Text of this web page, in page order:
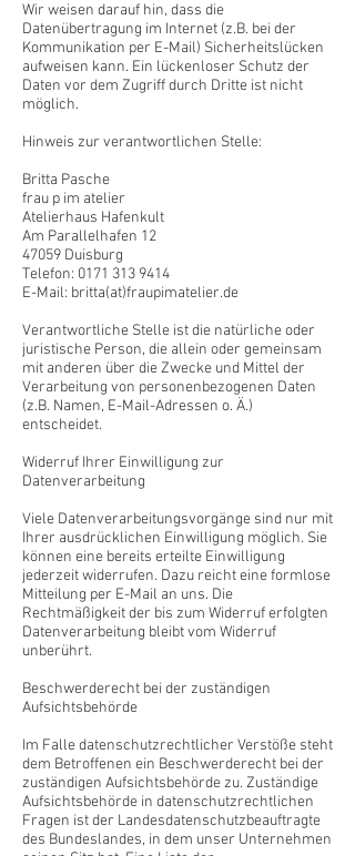
Wir weisen darauf hin, dass die
Datenübertragung im Internet (z.B. bei der
Kommunikation per E-Mail) Sicherheitslücken
aufweisen kann. Ein lückenloser Schutz der
Daten vor dem Zugriff durch Dritte ist nicht
möglich.
Hinweis zur verantwortlichen Stelle:
Britta Pasche
frau p im atelier
Atelierhaus Hafenkult
Am Parallelhafen 12
47059 Duisburg
Telefon: 0171 313 9414
E-Mail: britta(at)fraupimatelier.de
Verantwortliche Stelle ist die natürliche oder
juristische Person, die allein oder gemeinsam
mit anderen über die Zwecke und Mittel der
Verarbeitung von personenbezogenen Daten
(z.B. Namen, E-Mail-Adressen o. Ä.)
entscheidet.
Widerruf Ihrer Einwilligung zur
Datenverarbeitung
Viele Datenverarbeitungsvorgänge sind nur mit
Ihrer ausdrücklichen Einwilligung möglich. Sie
können eine bereits erteilte Einwilligung
jederzeit widerrufen. Dazu reicht eine formlose
Mitteilung per E-Mail an uns. Die
Rechtmäßigkeit der bis zum Widerruf erfolgten
Datenverarbeitung bleibt vom Widerruf
unberührt.
Beschwerderecht bei der zuständigen
Aufsichtsbehörde
Im Falle datenschutzrechtlicher Verstöße steht
dem Betroffenen ein Beschwerderecht bei der
zuständigen Aufsichtsbehörde zu. Zuständige
Aufsichtsbehörde in datenschutzrechtlichen
Fragen ist der Landesdatenschutzbeauftragte
des Bundeslandes, in dem unser Unternehmen